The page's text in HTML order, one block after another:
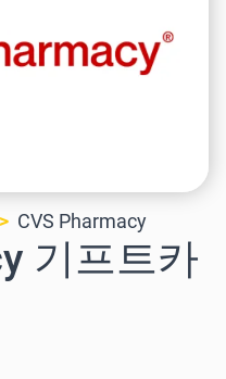
CVS Pharmacy
기프트카